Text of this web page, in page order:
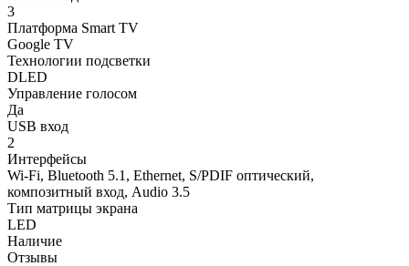
3
Платформа Smart TV
Google TV
Технологии подсветки
DLED
Управление голосом
Да
USB вход
2
Интерфейсы
Wi-Fi, Bluetooth 5.1, Ethernet, S/PDIF оптический,
композитный вход, Audio 3.5
Тип матрицы экрана
LED
Наличие
Отзывы